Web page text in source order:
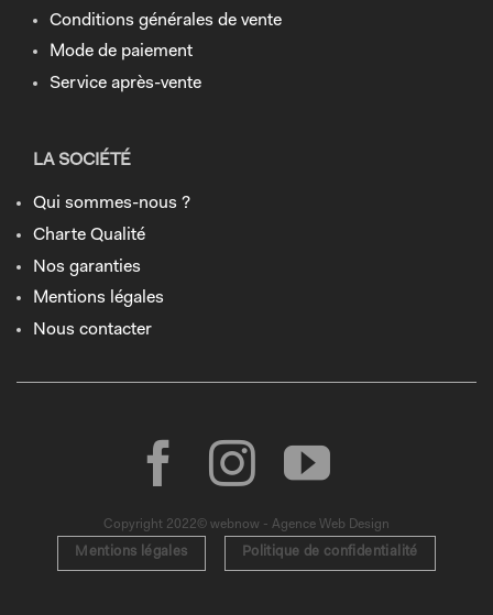
Conditions générales de vente
Mode de paiement
Service après-vente
LA SOCIÉTÉ
Qui sommes-nous ?
Charte Qualité
Nos garanties
Mentions légales
Nous contacter
Copyright 2022© webnow - Agence Web Design
Mentions légales Politique de confidentialité